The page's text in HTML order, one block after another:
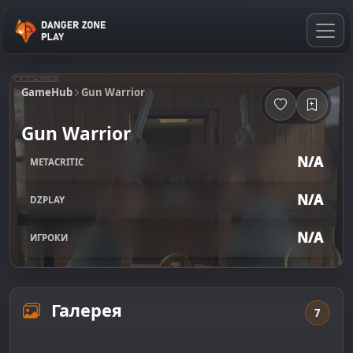
GameHub Gun Warrior
Gun Warrior
METACRITIC N/A
DZPLAY N/A
ИГРОКИ N/A
Галерея 7